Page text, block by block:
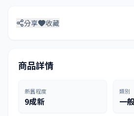
分享 收藏
商品詳情
新舊程度
9成新
類別
一